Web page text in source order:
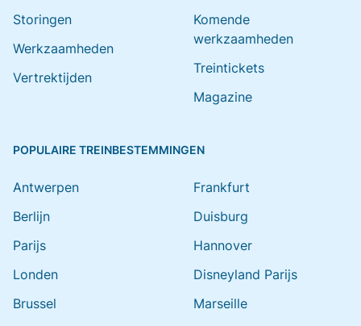
Storingen
Werkzaamheden
Vertrektijden
Komende
werkzaamheden
Treintickets
Magazine
POPULAIRE TREINBESTEMMINGEN
Antwerpen
Berlijn
Parijs
Londen
Brussel
Frankfurt
Duisburg
Hannover
Disneyland Parijs
Marseille